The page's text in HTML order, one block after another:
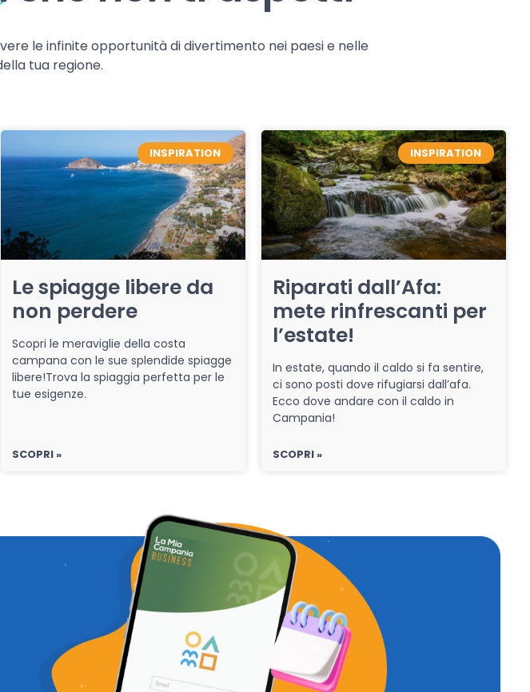
le infinite opportunità di divertimento nei paesi e nelle
tua regione.
INSPIRATION
Le spiagge libere da
non perdere
Scopri le meraviglie della costa
campana con le sue splendide spiagge
libere!Trova la spiaggia perfetta per le
tue esigenze.
SCOPRI »
INSPIRATION
Riparati dall’Afa:
mete rinfrescanti per
l’estate!
In estate, quando il caldo si fa sentire,
ci sono posti dove rifugiarsi dall’afa.
Ecco dove andare con il caldo in
Campania!
SCOPRI »